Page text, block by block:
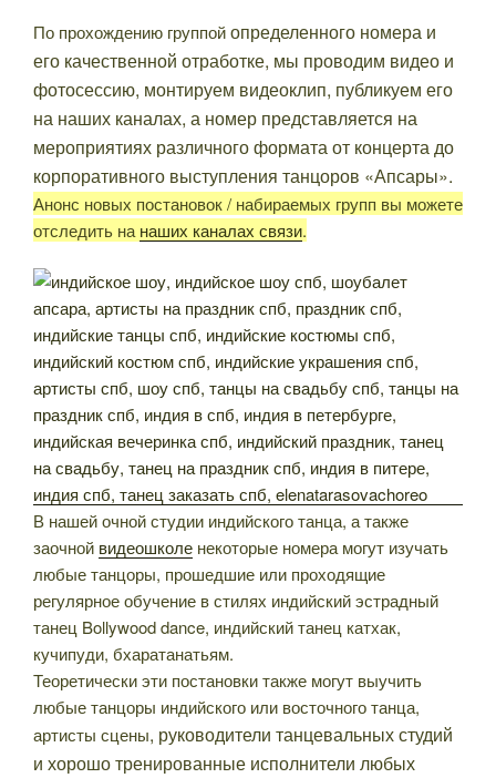
По прохождению группойопределенного номера и
его качественной отработке, мы проводим видео и
фотосессию, монтируем видеоклип, публикуем его
на наших каналах, а номер представляется на
мероприятиях различного формата от концерта до
корпоративного выступления танцоров «Апсары».
Анонс новых постановок / набираемых групп вы можете
отследить на наших каналах связи.
В нашей очной студии индийского танца, а также
заочной видеошколе некоторые номера могут изучать
любые танцоры, прошедшие или проходящие
регулярное обучение в стилях индийский эстрадный
танец Bollywood dance, индийский танец катхак,
кучипуди, бхаратанатьям.
Теоретически эти постановки также могут выучить
любые танцоры индийского или восточного танца,
артисты сцены, руководители танцевальных студий
и хорошо тренированные исполнители любых